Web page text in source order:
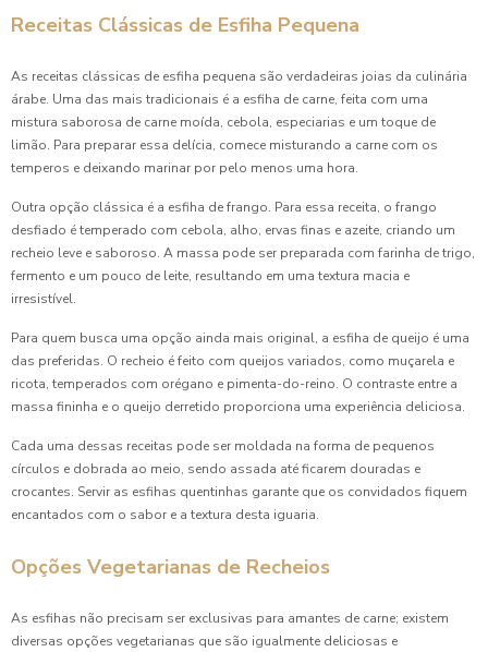
Receitas Clássicas de Esfiha Pequena
As receitas clássicas de esfiha pequena são verdadeiras joias da culinária
árabe. Uma das mais tradicionais é a esfiha de carne, feita com uma
mistura saborosa de carne moída, cebola, especiarias e um toque de
limão. Para preparar essa delícia, comece misturando a carne com os
temperos e deixando marinar por pelo menos uma hora.
Outra opção clássica é a esfiha de frango. Para essa receita, o frango
desfiado é temperado com cebola, alho, ervas finas e azeite, criando um
recheio leve e saboroso. A massa pode ser preparada com farinha de trigo,
fermento e um pouco de leite, resultando em uma textura macia e
irresistível.
Para quem busca uma opção ainda mais original, a esfiha de queijo é uma
das preferidas. O recheio é feito com queijos variados, como muçarela e
ricota, temperados com orégano e pimenta-do-reino. O contraste entre a
massa fininha e o queijo derretido proporciona uma experiência deliciosa.
Cada uma dessas receitas pode ser moldada na forma de pequenos
círculos e dobrada ao meio, sendo assada até ficarem douradas e
crocantes. Servir as esfihas quentinhas garante que os convidados fiquem
encantados com o sabor e a textura desta iguaria.
Opções Vegetarianas de Recheios
As esfihas não precisam ser exclusivas para amantes de carne; existem
diversas opções vegetarianas que são igualmente deliciosas e